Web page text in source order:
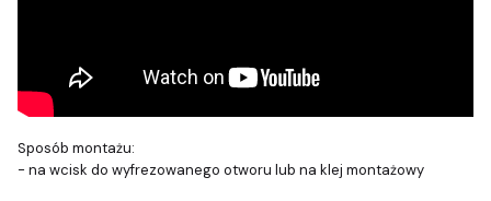
Sposób montażu:
- na wcisk do wyfrezowanego otworu lub na klej montażowy